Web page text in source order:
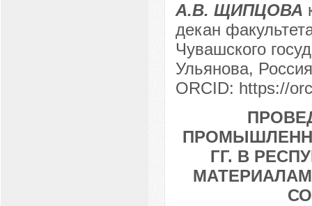
А.В. ЩИПЦОВА
декан
Чувашского
Ульянова,
ORCID: https://
ГГ. В